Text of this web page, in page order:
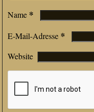
Name *
E-Mail-Adresse *
Website